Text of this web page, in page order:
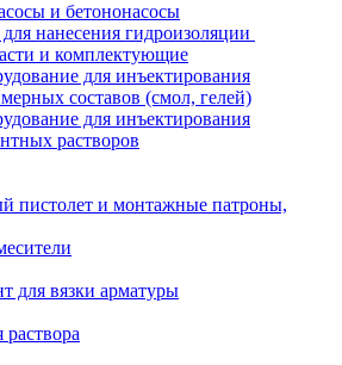
и бетононасосы
нанесения гидроизоляции
и комплектующие
для инъектирования
составов (смол, гелей)
для инъектирования
растворов
пистолет и монтажные патроны,
для вязки арматуры